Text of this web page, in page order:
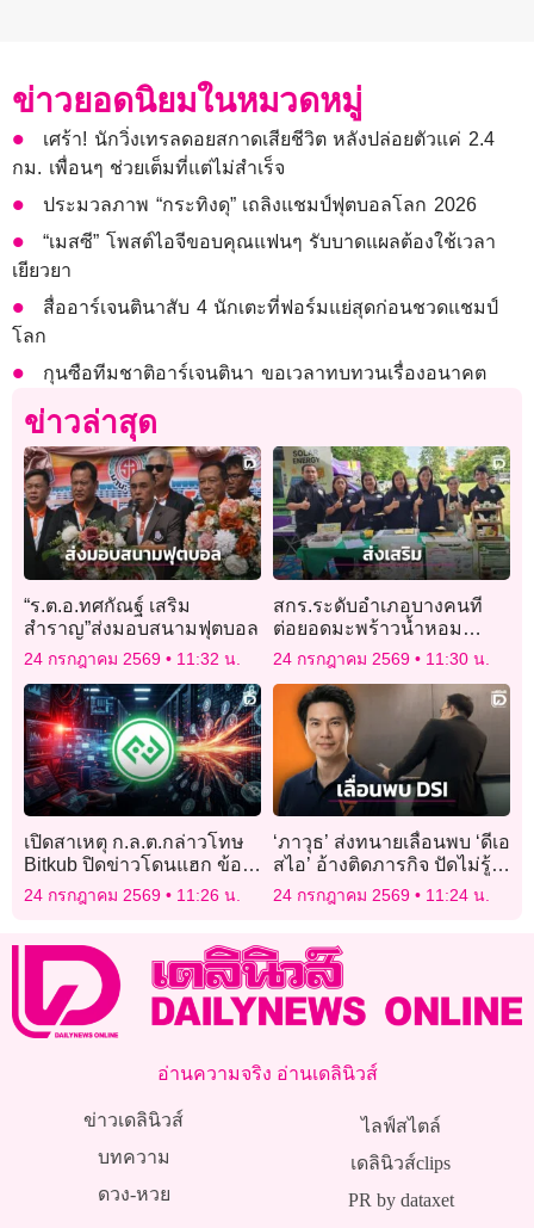
ข่าวยอดนิยมในหมวดหมู่
เศร้า! นักวิ่งเทรลดอยสกาดเสียชีวิต หลังปล่อยตัวแค่ 2.4
กม. เพื่อนๆ ช่วยเต็มที่แต่ไม่สำเร็จ
ประมวลภาพ “กระทิงดุ” เถลิงแชมป์ฟุตบอลโลก 2026
“เมสซี” โพสต์ไอจีขอบคุณแฟนๆ รับบาดแผลต้องใช้เวลา
เยียวยา
สื่ออาร์เจนตินาสับ 4 นักเตะที่ฟอร์มแย่สุดก่อนชวดแชมป์
โลก
กุนซือทีมชาติอาร์เจนตินา ขอเวลาทบทวนเรื่องอนาคต
ข่าวล่าสุด
“ร.ต.อ.ทศกัณฐ์ เสริม
สำราญ”ส่งมอบสนามฟุตบอล
24 กรกฎาคม 2569 11:32 น.
สกร.ระดับอำเภอบางคนที
ต่อยอดมะพร้าวน้ำหอม
พัฒนาผลิตภัณฑ์
ต้นแบบ “แยมมะพร้าว”
24 กรกฎาคม 2569 11:30 น.
เปิดสาเหตุ ก.ล.ต.กล่าวโทษ
Bitkub ปิดข่าวโดนแฮก ข้อ
ควรรู้ของนักลงทุน
24 กรกฎาคม 2569 11:26 น.
‘ภาวุธ’ ส่งทนายเลื่อนพบ ‘ดีเอ
สไอ’ อ้างติดภารกิจ ปัดไม่รู้
จักใครในแผนผัง Forex ของ
‘ดีเอสไอ’
24 กรกฎาคม 2569 11:24 น.
อ่านความจริง อ่านเดลินิวส์
ข่าวเดลินิวส์
บทความ
ดวง-หวย
ไลฟ์สไตล์
เดลินิวส์clips
PR by dataxet